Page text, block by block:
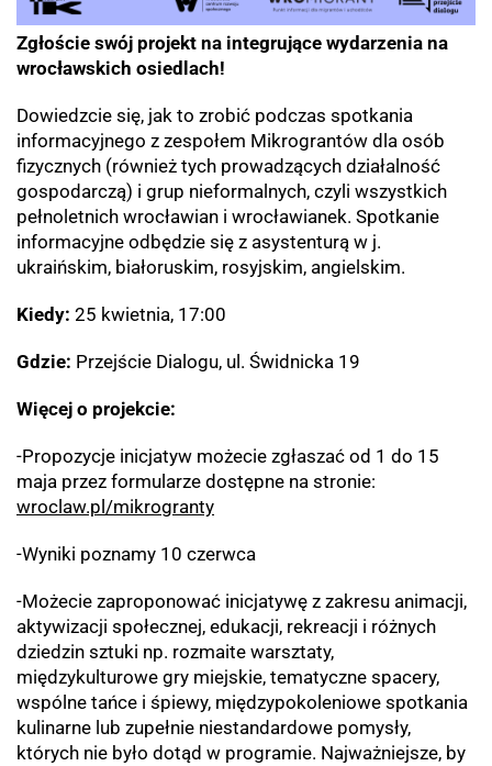
Zgłoście swój projekt na integrujące wydarzenia na
wrocławskich osiedlach!
Dowiedzcie się, jak to zrobić podczas spotkania
informacyjnego z zespołem Mikrograntów dla osób
fizycznych (również tych prowadzących działalność
gospodarczą) i grup nieformalnych, czyli wszystkich
pełnoletnich wrocławian i wrocławianek. Spotkanie
informacyjne odbędzie się z asystenturą w j.
ukraińskim, białoruskim, rosyjskim, angielskim.
Kiedy: 25 kwietnia, 17:00
Gdzie: Przejście Dialogu, ul. Świdnicka 19
Więcej o projekcie:
-Propozycje inicjatyw możecie zgłaszać od 1 do 15
maja przez formularze dostępne na stronie:
wroclaw.pl/mikrogranty
-Wyniki poznamy 10 czerwca
-Możecie zaproponować inicjatywę z zakresu animacji,
aktywizacji społecznej, edukacji, rekreacji i różnych
dziedzin sztuki np. rozmaite warsztaty,
międzykulturowe gry miejskie, tematyczne spacery,
wspólne tańce i śpiewy, międzypokoleniowe spotkania
kulinarne lub zupełnie niestandardowe pomysły,
których nie było dotąd w programie. Najważniejsze, by